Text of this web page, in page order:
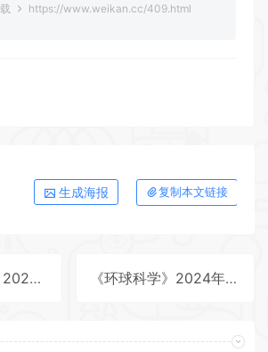
https://www.weikan.cc/409.html
生成海报 复制本文链接
PDF杂志下载 《环球科学》2024年第11期全彩精校PDF杂志下载